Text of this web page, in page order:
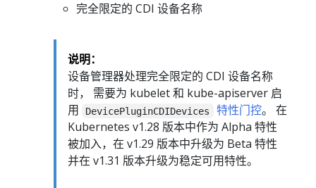
完全限定的 CDI 设备名称
说明：
设备管理器处理完全限定的 CDI 设备名称
时， 需要为 kubelet 和 kube-apiserver 启
用
DevicePluginCDIDevices 特性门控。 在
Kubernetes v1.28 版本中作为 Alpha 特性
被加入，在 v1.29 版本中升级为 Beta 特性
并在 v1.31 版本升级为稳定可用特性。